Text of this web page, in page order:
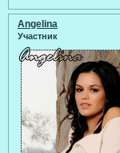
Angelina
Участник